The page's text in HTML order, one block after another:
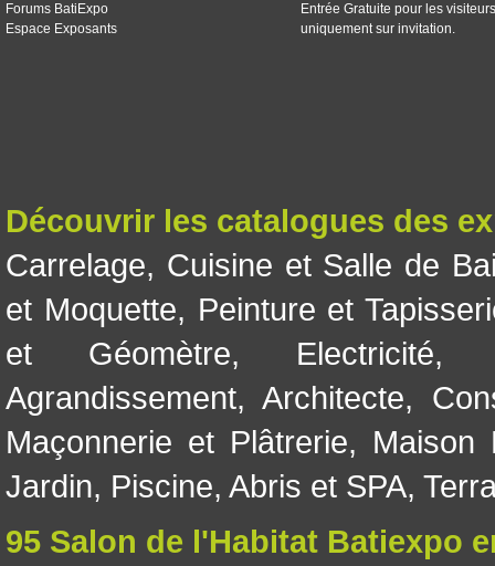
Forums BatiExpo
Espace Exposants
Entrée Gratuite pour les visiteurs
uniquement sur invitation.
Découvrir les catalogues des
Carrelage, Cuisine et Salle de
et Moquette, Peinture et
et Géomètre, Electricité
Agrandissement, Architecte,
Maçonnerie et Plâtrerie, Maison
Jardin, Piscine, Abris et SPA,
95 Salon de l'Habitat Batiexpo